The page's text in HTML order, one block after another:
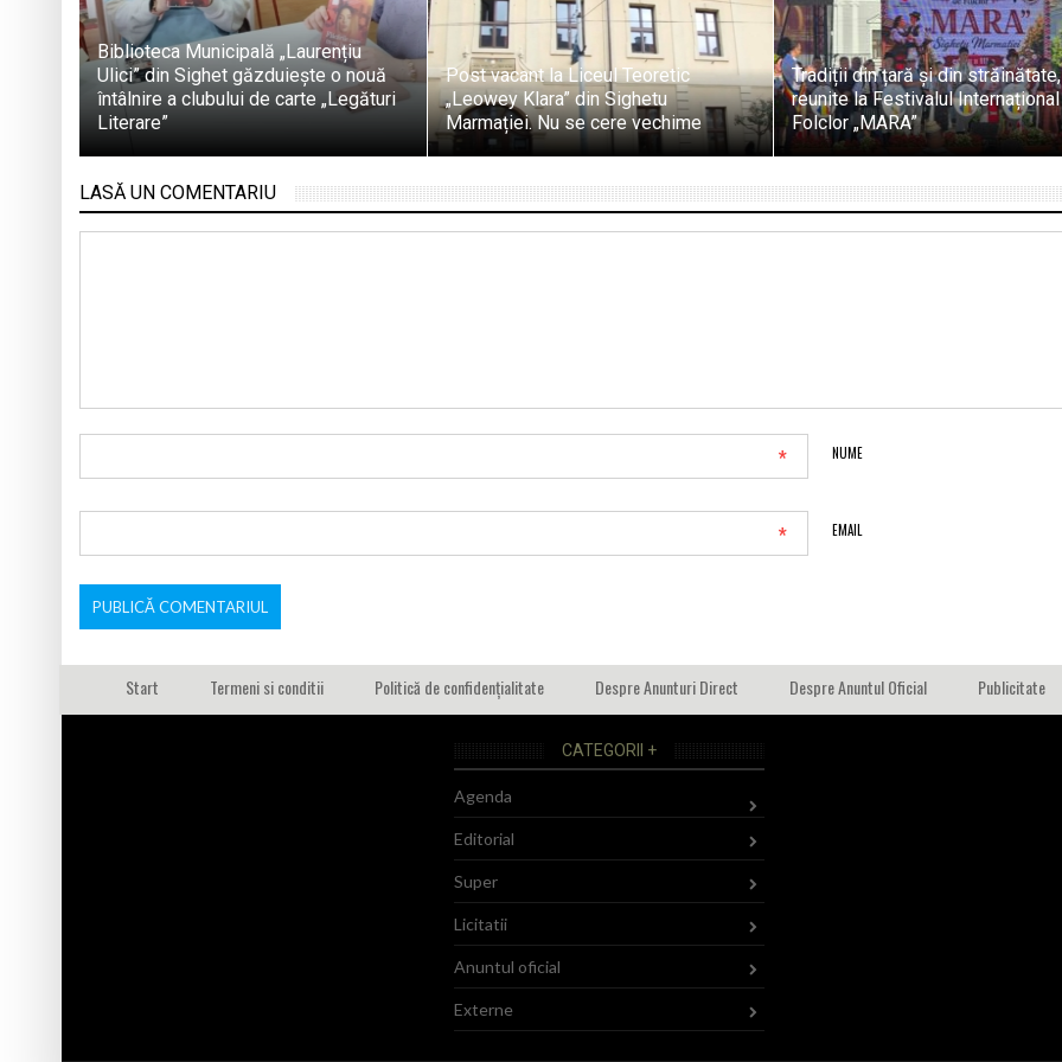
Biblioteca Municipală „Laurențiu
Ulici” din Sighet găzduiește o nouă
întâlnire a clubului de carte „Legături
Literare”
Post vacant la Liceul Teoretic
„Leowey Klara” din Sighetu
Marmației. Nu se cere vechime
Tradiții din țară și din străinătate,
reunite la Festivalul
Folclor „MARA”
LASĂ UN COMENTARIU
NUME
*
EMAIL
*
Start Termeni si conditii Politică de confidențialitate Despre Anunturi Direct Despre Anuntul Oficial Publicitate
CATEGORII +
Agenda
Editorial
Super
Licitatii
Anuntul oficial
Externe